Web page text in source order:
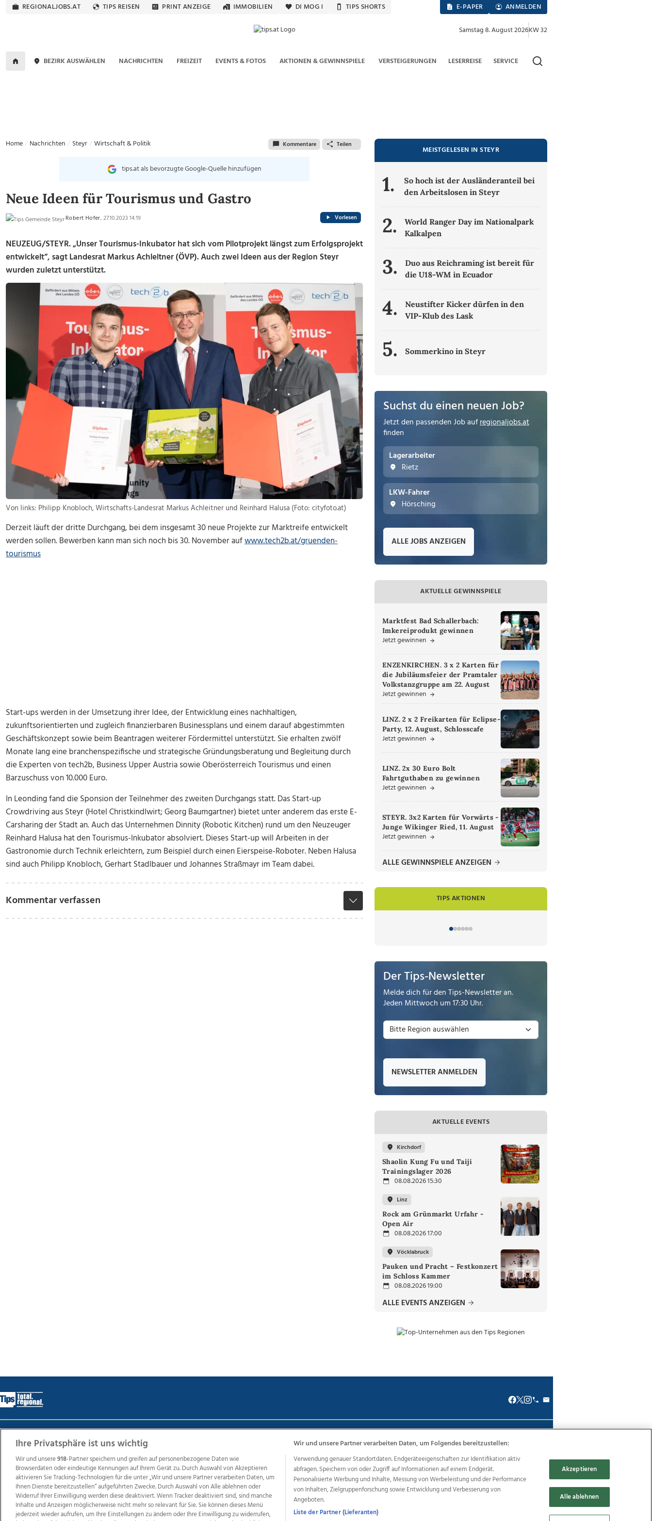
REGIONALJOBS.AT TIPS REISEN PRINT ANZEIGE IMMOBILIEN DI MOG I TIPS SHORTS E-PAPER ANMELDEN
Samstag 8. August 2026KW 32
BEZIRK AUSWÄHLEN NACHRICHTEN FREIZEIT EVENTS & FOTOS AKTIONEN & GEWINNSPIELE VERSTEIGERUNGEN LESERREISE SERVICE
Home Nachrichten Steyr Wirtschaft & Politik Kommentare Teilen
tips.at als bevorzugte Google-Quelle hinzufügen
Neue Ideen für Tourismus und Gastro
Robert Hofer, 27.10.2023 14:19 Vorlesen
NEUZEUG/STEYR. „Unser Tourismus-Inkubator hat sich vom Pilotprojekt längst zum Erfolgsprojekt
entwickelt“, sagt Landesrat Markus Achleitner (ÖVP). Auch zwei Ideen aus der Region Steyr
wurden zuletzt unterstützt.
Von links: Philipp Knobloch, Wirtschafts-Landesrat Markus Achleitner und Reinhard Halusa (Foto: cityfoto.at)
Derzeit läuft der dritte Durchgang, bei dem insgesamt 30 neue Projekte zur Marktreife entwickelt
werden sollen. Bewerben kann man sich noch bis 30. November aufwww.tech2b.at/gruenden-
tourismus
Start-ups werden in der Umsetzung ihrer Idee, der Entwicklung eines nachhaltigen,
zukunftsorientierten und zugleich finanzierbaren Businessplans und einem darauf abgestimmten
Geschäftskonzept sowie beim Beantragen weiterer Fördermittel unterstützt. Sie erhalten zwölf
Monate lang eine branchenspezifische und strategische Gründungsberatung und Begleitung durch
die Experten von tech2b, Business Upper Austria sowie Oberösterreich Tourismus und einen
Barzuschuss von 10.000 Euro.
In Leonding fand die Sponsion der Teilnehmer des zweiten Durchgangs statt. Das Start-up
Crowdriving aus Steyr (Hotel Christkindlwirt; Georg Baumgartner) bietet unter anderem das erste E-
Carsharing der Stadt an. Auch das Unternehmen Dinnity (Robotic Kitchen) rund um den Neuzeuger
Reinhard Halusa hat den Tourismus-Inkubator absolviert. Dieses Start-up will Arbeiten in der
Gastronomie durch Technik erleichtern, zum Beispiel durch einen Eierspeise-Roboter. Neben Halusa
sind auch Philipp Knobloch, Gerhart Stadlbauer und Johannes Straßmayr im Team dabei.
Kommentar verfassen
MEISTGELESEN IN STEYR
1.
So hoch ist der Ausländeranteil bei
den Arbeitslosen in Steyr
2.
World Ranger Day im Nationalpark
Kalkalpen
3.
Duo aus Reichraming ist bereit für
die U18-WM in Ecuador
4.
Neustifter Kicker dürfen in den
VIP-Klub des Lask
5. Sommerkino in Steyr
Suchst du einen neuen Job?
Jetzt den passenden Job aufregionaljobs.at
finden
Lagerarbeiter
Rietz
LKW-Fahrer
Hörsching
ALLE JOBS ANZEIGEN
AKTUELLE GEWINNSPIELE
Marktfest Bad Schallerbach:
Imkereiprodukt gewinnen
Jetzt gewinnen
ENZENKIRCHEN. 3 x 2 Karten für
die Jubiläumsfeier der Pramtaler
Volkstanzgruppe am 22. August
Jetzt gewinnen
LINZ. 2 x 2 Freikarten für Eclipse-
Party, 12. August, Schlosscafe
Jetzt gewinnen
LINZ. 2x 30 Euro Bolt
Fahrtguthaben zu gewinnen
Jetzt gewinnen
STEYR. 3x2 Karten für Vorwärts -
Junge Wikinger Ried, 11. August
Jetzt gewinnen
ALLE GEWINNSPIELE ANZEIGEN
TIPS AKTIONEN
Der Tips-Newsletter
Melde dich für den Tips-Newsletter an.
Jeden Mittwoch um 17:30 Uhr.
NEWSLETTER ANMELDEN
AKTUELLE EVENTS
Kirchdorf
Shaolin Kung Fu und Taiji
Trainingslager 2026
08.08.2026 15:30
Linz
Rock am Grünmarkt Urfahr -
Open Air
08.08.2026 17:00
Vöcklabruck
Pauken und Pracht – Festkonzert
im Schloss Kammer
08.08.2026 19:00
ALLE EVENTS ANZEIGEN
Wir über uns Mediadaten Kontakt AGB Anzeigekunden AGB Website Ehrenkodex Politische Werbung
Weitere Angebote des Medienhauses Wimmer
TV1 di-mog-i.at OÖNow Ischler Woche Life Radio OÖNachrichten OÖN Immobilien OÖN Karriere OÖN Reise
Promenaden Galerien
Regionaljobs
wasistlos.at wirtrauern.at
Ihre Privatsphäre ist uns wichtig
Wir und unsere918-Partner speichern und greifen auf personenbezogene Daten wie
Browserdaten oder eindeutige Kennungen auf Ihrem Gerät zu. Durch Auswahl von Akzeptieren
aktivieren Sie Tracking-Technologien für die unter „Wir und unsere Partner verarbeiten Daten, um
Ihnen Dienste bereitzustellen“ aufgeführten Zwecke. Durch Auswahl von Alle ablehnen oder
Widerruf Ihrer Einwilligung werden diese deaktiviert. Wenn Tracker deaktiviert sind, sind manche
Inhalte und Anzeigen möglicherweise nicht mehr so relevant für Sie. Sie können dieses Menü
jederzeit wieder aufrufen, um Ihre Einstellungen zu ändern oder Ihre Einwilligung zu widerrufen,
Wir und unsere Partner verarbeiten Daten, um Folgendes bereitzustellen:
Verwendung genauer Standortdaten. Endgeräteeigenschaften zur Identifikation aktiv
abfragen. Speichern von oder Zugriff auf Informationen auf einem Endgerät.
Personalisierte Werbung und Inhalte, Messung von Werbeleistung und der Performance
von Inhalten, Zielgruppenforschung sowie Entwicklung und Verbesserung von
Angeboten.
Liste der Partner (Lieferanten)
Akzeptieren
Alle ablehnen